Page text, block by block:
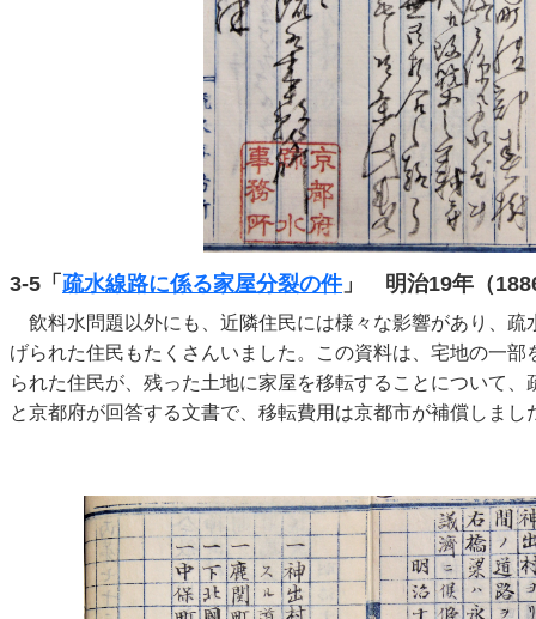
3-5「 疏水線路に係る家屋分裂の件」 明治19年（
飲料水問題以外にも、近隣住民には様々な影響があり、疏
げられた住民もたくさんいました。この資料は、宅地の一部
られた住民が、残った土地に家屋を移転することについて、
と京都府が回答する文書で、移転費用は京都市が補償しまし